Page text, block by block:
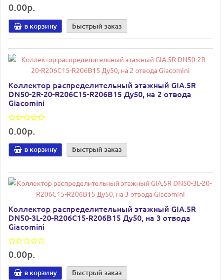
0.00р.
в корзину Быстрый заказ
Коллектор распределительный этажный GIA.5R
DN50-2R-20-R206C15-R206B15 Ду50, на 2 отвода
Giacomini
0.00р.
в корзину Быстрый заказ
Коллектор распределительный этажный GIA.5R
DN50-3L-20-R206C15-R206B15 Ду50, на 3 отвода
Giacomini
0.00р.
в корзину Быстрый заказ